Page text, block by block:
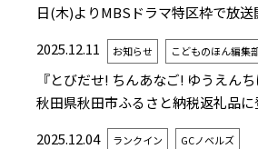
日(木)よりMBSドラマ特区枠で放送
2025.12.11
お知らせ こどものほん編集
『とびだせ! ちんあなご! ゆうえん
秋田県秋田市ふるさと納税返礼品に
2025.12.04
ランクイン GCノベルズ